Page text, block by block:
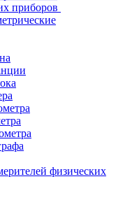
приборов
физических